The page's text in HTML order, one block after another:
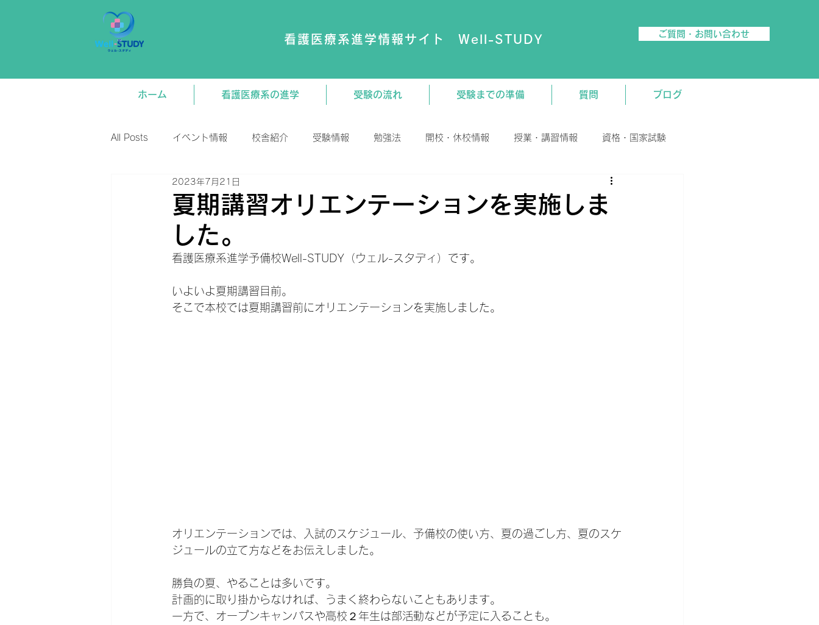
看護医療系進学情報サイト Well-STUDY ご質問・お問い合わせ
ホーム 看護医療系の進学 受験の流れ 受験までの準備 質問 ブログ
All Posts イベント情報 校舎紹介 受験情報 勉強法 開校・休校情報 授業・講習情報 資格・国家試験
将来関連
夏期講習オリエンテーションを実施しま
した。
2023年7月21日
看護医療系進学予備校Well-STUDY（ウェル-スタディ）です。
いよいよ夏期講習目前。
そこで本校では夏期講習前にオリエンテーションを実施しました。
オリエンテーションでは、入試のスケジュール、予備校の使い方、夏の過ごし方、夏のスケ
ジュールの立て方などをお伝えしました。
勝負の夏、やることは多いです。
計画的に取り掛からなければ、うまく終わらないこともあります。
一方で、オープンキャンパスや高校２年生は部活動などが予定に入ることも。